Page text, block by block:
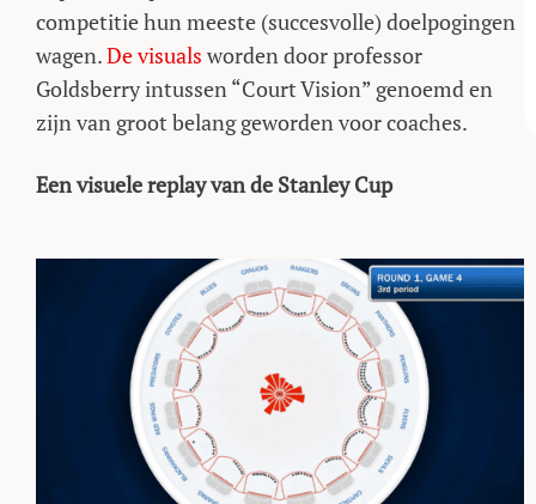
competitie hun meeste (succesvolle) doelpogingen
wagen.De visuals worden door professor
Goldsberry intussen “Court Vision” genoemd en
zijn van groot belang geworden voor coaches.
Een visuele replay van de Stanley Cup